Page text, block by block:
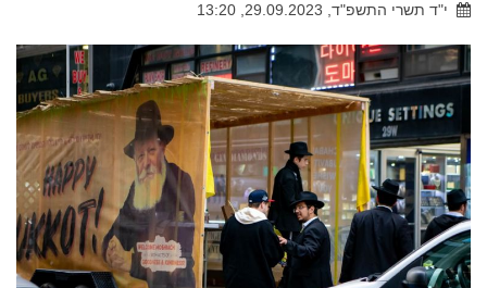
י"ד תשרי התשפ"ד, 29.09.2023, 13:20